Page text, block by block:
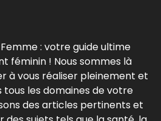
: votre guide ultime
féminin ! Nous sommes là
à vous réaliser pleinement et
tous les domaines de votre
des articles pertinents et